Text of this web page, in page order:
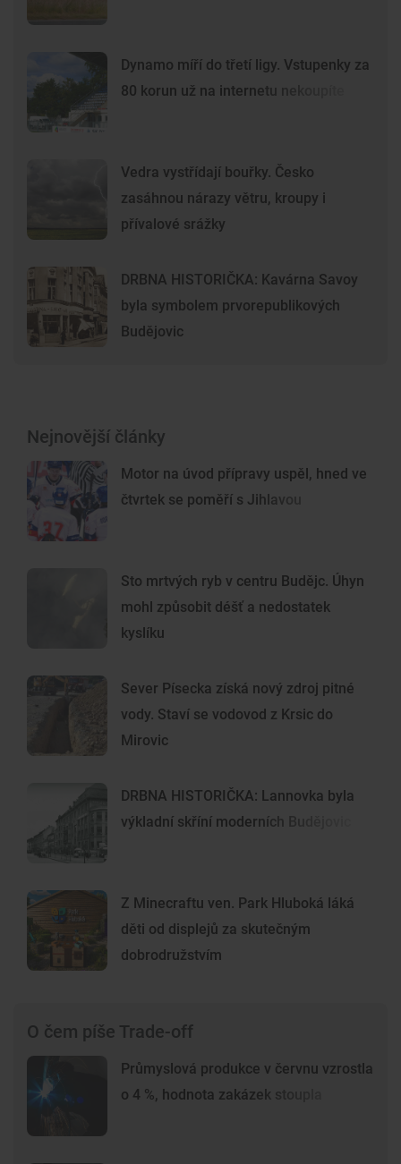
Dynamo míří do třetí ligy. Vstupenky za
80 korun už na internetu nekoupíte
Vedra vystřídají bouřky. Česko
zasáhnou nárazy větru, kroupy i
přívalové srážky
DRBNA HISTORIČKA: Kavárna Savoy
byla symbolem prvorepublikových
Budějovic
Nejnovější články
Motor na úvod přípravy uspěl, hned ve
čtvrtek se poměří s Jihlavou
Sto mrtvých ryb v centru Budějc. Úhyn
mohl způsobit déšť a nedostatek
kyslíku
Sever Písecka získá nový zdroj pitné
vody. Staví se vodovod z Krsic do
Mirovic
DRBNA HISTORIČKA: Lannovka byla
výkladní skříní moderních Budějovic
Z Minecraftu ven. Park Hluboká láká
děti od displejů za skutečným
dobrodružstvím
O čem píše Trade-off
Průmyslová produkce v červnu vzrostla
o 4 %, hodnota zakázek stoupla